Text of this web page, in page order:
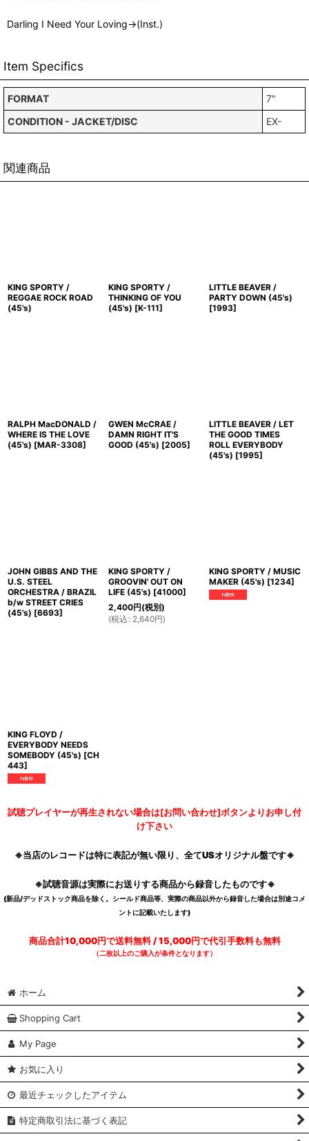
Darling I Need Your Loving→(Inst.)
Item Specifics
FORMAT
7"
CONDITION - JACKET/DISC
EX-
関連商品
KING SPORTY /
REGGAE ROCK ROAD
(45's)
KING SPORTY /
THINKING OF YOU
(45's) [K-111]
LITTLE BEAVER /
PARTY DOWN (45's)
[1993]
RALPH MacDONALD /
WHERE IS THE LOVE
(45's) [MAR-3308]
GWEN McCRAE /
DAMN RIGHT IT'S
GOOD (45's) [2005]
LITTLE BEAVER / LET
THE GOOD TIMES
ROLL EVERYBODY
(45's) [1995]
JOHN GIBBS AND THE
U.S. STEEL
ORCHESTRA / BRAZIL
b/w STREET CRIES
(45's) [6693]
KING SPORTY /
GROOVIN' OUT ON
LIFE (45's) [41000]
2,400円(税別)
(税込 : 2,640円)
KING SPORTY / MUSIC
MAKER (45's) [1234]
KING FLOYD /
EVERYBODY NEEDS
SOMEBODY (45's) [CH
443]
試聴プレイヤーが再生されない場合は[お問い合わせ]ボタンよりお申し付
け下さい
※当店のレコードは特に表記が無い限り、全てUSオリジナル盤です※
※試聴音源は実際にお送りする商品から録音したものです※
(新品/デッドストック商品を除く。シールド商品等、実際の商品以外から録音した場合は別途コメ
ントに記載いたします)
商品合計10,000円で送料無料 / 15,000円で代引手数料も無料
（二枚以上のご購入が条件となります）
ホーム
Shopping Cart
My Page
お気に入り
最近チェックしたアイテム
特定商取引法に基づく表記